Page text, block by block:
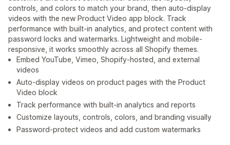
controls, and colors to match your brand, then auto-display
videos with the new Product Video app block. Track
performance with built-in analytics, and protect content with
password locks and watermarks. Lightweight and mobile-
responsive, it works smoothly across all Shopify themes.
Embed YouTube, Vimeo, Shopify-hosted, and external
videos
Auto-display videos on product pages with the Product
Video block
Track performance with built-in analytics and reports
Customize layouts, controls, colors, and branding visually
Password-protect videos and add custom watermarks